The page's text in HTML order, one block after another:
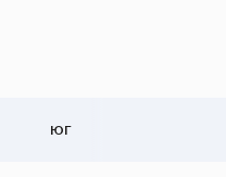
ЮГ